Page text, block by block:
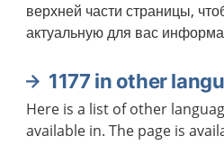
верхней части страницы,
актуальную для вас
1177 in other
Here is a list of other
available in. The page is